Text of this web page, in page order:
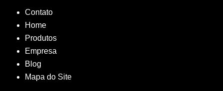
Contato
Home
Produtos
Empresa
Blog
Mapa do Site